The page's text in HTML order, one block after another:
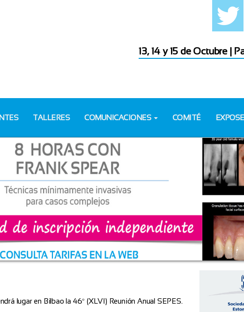
13, 14 y 15 de Octubre |
TALLERES COMUNICACIONES COMITÉ
lugar en Bilbao la 46º (XLVI) Reunión Anual SEPES.